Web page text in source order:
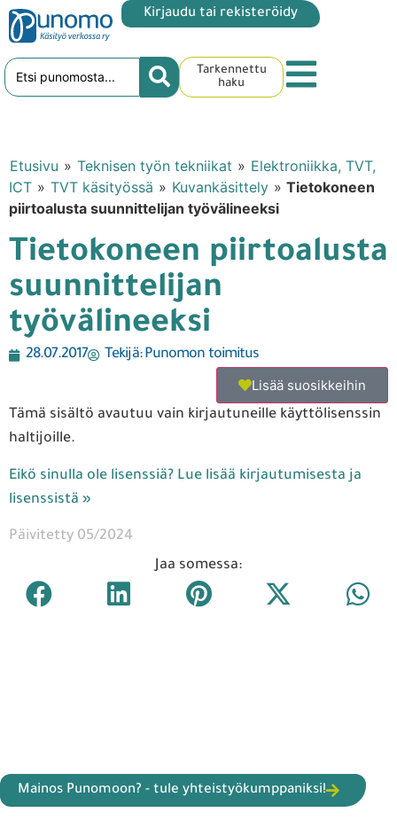
Kirjaudu tai rekisteröidy
Tarkennettu
haku
Etusivu » Teknisen työn tekniikat » Elektroniikka, TVT,
ICT » TVT käsityössä » Kuvankäsittely » Tietokoneen
piirtoalusta suunnittelijan työvälineeksi
Tietokoneen piirtoalusta
suunnittelijan
työvälineeksi
28.07.2017 Tekijä:Punomon toimitus
Lisää suosikkeihin
Tämä sisältö avautuu vain kirjautuneille käyttölisenssin
haltijoille.
Eikö sinulla ole lisenssiä? Lue lisää kirjautumisesta ja
lisenssistä »
Päivitetty 05/2024
Jaa somessa:
Mainos Punomoon? - tule yhteistyökumppaniksi!